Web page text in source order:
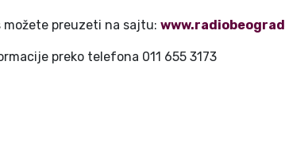
možete preuzeti na sajtu: www.radiobeograd
preko telefona 011 655 3173